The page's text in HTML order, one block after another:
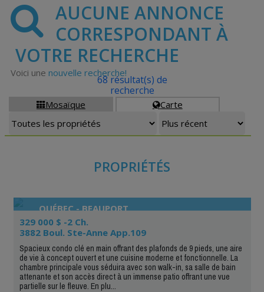
AUCUNE ANNONCE
CORRESPONDANT À
VOTRE RECHERCHE
Voici une nouvelle recherche!
Mosaïque Carte
68 résultat(s) de
recherche
PROPRIÉTÉS
QUÉBEC - BEAUPORT
329 000 $ -2 Ch.
3882 Boul. Ste-Anne App.109
Spacieux condo clé en main offrant des plafonds de 9 pieds, une aire
de vie à concept ouvert et une cuisine moderne et fonctionnelle. La
chambre principale vous séduira avec son walk-in, sa salle de bain
attenante et son accès direct à un immense patio offrant une vue
partielle sur le fleuve. En plu...